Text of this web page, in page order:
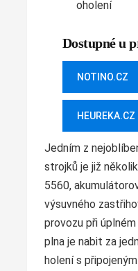
oholení
Dostupné u
NOTINO.CZ
HEUREKA.CZ
Jedním z
strojků je již
5560,
výsuvného
provozu při
plna je nabit za
holení s